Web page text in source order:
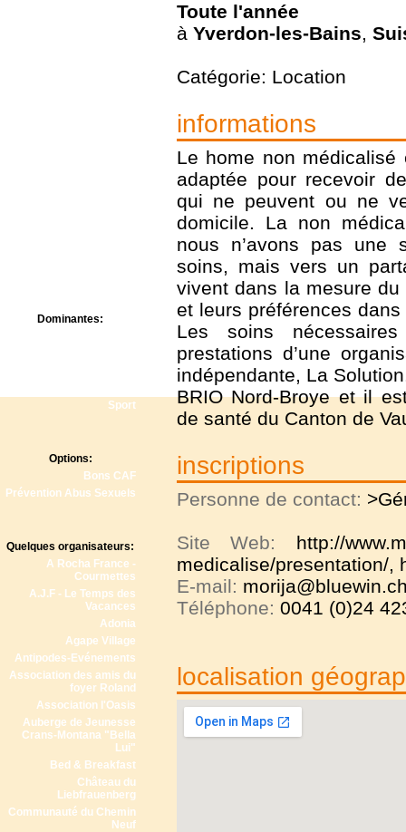
Dominantes:
Sport
Options:
Bons CAF
Prévention Abus Sexuels
Quelques organisateurs:
A Rocha France -
Courmettes
A.J.F - Le Temps des
Vacances
Adonia
Agape Village
Antipodes-Evénements
Association des amis du
foyer Roland
Association l'Oasis
Auberge de Jeunesse
Crans-Montana "Bella
Lui"
Bed & Breakfast
Château du
Liebfrauenberg
Communauté du Chemin
Neuf
Toute l'année
à Yverdon-les-Bains,
Catégorie: Location
informations
Le home non médicalisé
adaptée pour recevoir
qui ne peuvent ou ne
domicile. La non
nous n’avons pas une
soins, mais vers un
vivent dans la mesure
et leurs préférences
Les soins
prestations d’une
indépendante, La
BRIO Nord-Broye et il
de santé du Canton de
inscriptions
Personne de contact:
Site Web: http://
medicalise/presentation/,
E-mail:
Téléphone: 0041 (0)24
localisation